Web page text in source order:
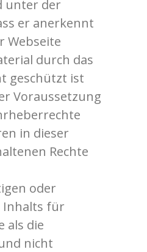
unter der
er anerkennt
Webseite
durch das
geschützt ist
Voraussetzung
in dieser
Rechte
oder
Inhalts für
als die
nicht